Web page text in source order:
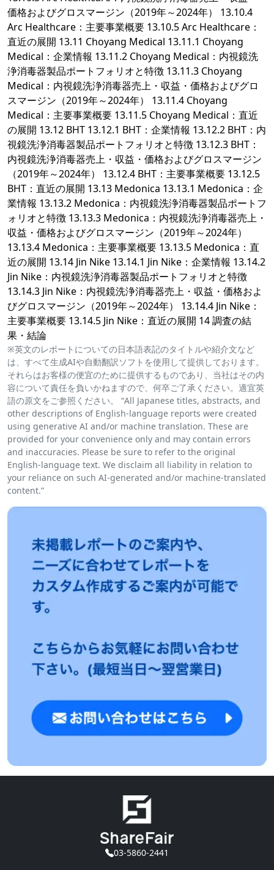
価格およびグロスマージン（2019年～2024年） 13.10.4
Arc Healthcare：主要事業概要 13.10.5 Arc Healthcare：
直近の展開 13.11 Choyang Medical 13.11.1 Choyang
Medical：企業情報 13.11.2 Choyang Medical：内視鏡洗
浄消毒器製品ポートフォリオと特徴 13.11.3 Choyang
Medical：内視鏡洗浄消毒器売上・収益・価格およびグロ
スマージン（2019年～2024年） 13.11.4 Choyang
Medical：主要事業概要 13.11.5 Choyang Medical：直近
の展開 13.12 BHT 13.12.1 BHT：企業情報 13.12.2 BHT：内
視鏡洗浄消毒器製品ポートフォリオと特徴 13.12.3 BHT：
内視鏡洗浄消毒器売上・収益・価格およびグロスマージン
（2019年～2024年） 13.12.4 BHT：主要事業概要 13.12.5
BHT：直近の展開 13.13 Medonica 13.13.1 Medonica：企
業情報 13.13.2 Medonica：内視鏡洗浄消毒器製品ポートフ
ォリオと特徴 13.13.3 Medonica：内視鏡洗浄消毒器売上・
収益・価格およびグロスマージン（2019年～2024年）
13.13.4 Medonica：主要事業概要 13.13.5 Medonica：直
近の展開 13.14 Jin Nike 13.14.1 Jin Nike：企業情報 13.14.2
Jin Nike：内視鏡洗浄消毒器製品ポートフォリオと特徴
13.14.3 Jin Nike：内視鏡洗浄消毒器売上・収益・価格およ
びグロスマージン（2019年～2024年） 13.14.4 Jin Nike：
主要事業概要 13.14.5 Jin Nike：直近の展開 14 調査の結
果・結論
※英文のレポートについての日本語表記のタイトルや紹介文など
は、すべて生成AIや自動翻訳ソフトを使用して提供しております。
それらはお客様の便宜のために提供するものであり、当社はその内
容について責任を負いかねますので、何卒ご了承ください。適宜英
語の原文をご参照ください。 “All Japanese titles, abstracts, and
other descriptions of English-language reports were created
using generative AI and/or machine translation. These are
provided for your convenience only and may contain errors
and inaccuracies. Please be sure to refer to the original
English-language text. We disclaim all liability in relation to
your reliance on such AI-generated and/or machine-translated
content.”
03-5860-2441